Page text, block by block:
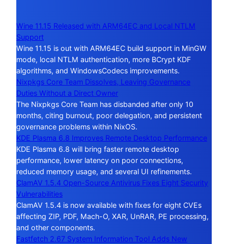
Wine 11.15 Released with ARM64EC and Local NTLM
Support
Wine 11.15 is out with ARM64EC build support in MinGW
mode, local NTLM authentication, more BCrypt KDF
algorithms, and WindowsCodecs improvements.
Nixpkgs Core Team Dissolves, Leaving Governance
Duties Without a Direct Owner
The Nixpkgs Core Team has disbanded after only 10
months, citing burnout, poor delegation, and persistent
governance problems within NixOS.
KDE Plasma 6.8 Improves Remote Desktop Performance
KDE Plasma 6.8 will bring faster remote desktop
performance, lower latency on poor connections,
reduced memory usage, and several UI refinements.
ClamAV 1.5.4 Open-Source Antivirus Fixes Eight Security
Vulnerabilities
ClamAV 1.5.4 is now available with fixes for eight CVEs
affecting ZIP, PDF, Mach-O, XAR, UnRAR, PE processing,
and other components.
Fastfetch 2.67 System Information Tool Adds New